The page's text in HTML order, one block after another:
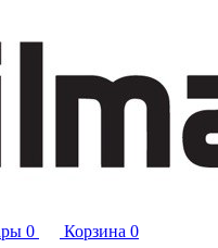
0 Корзина 0